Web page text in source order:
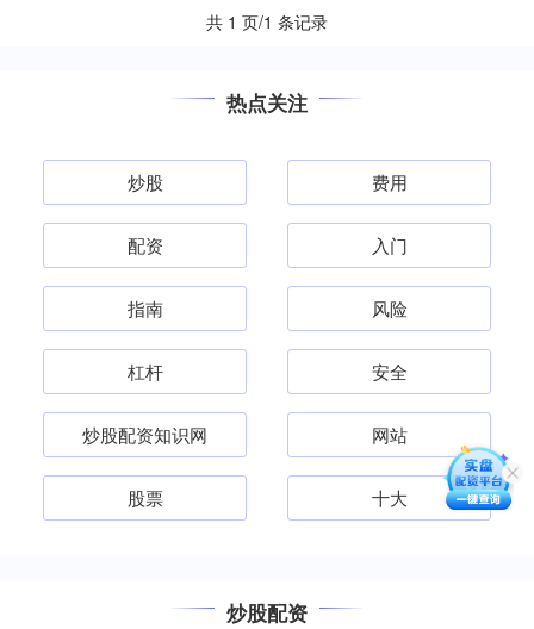
共 1 页/1 条记录
热点关注
炒股 费用
配资 入门
指南 风险
杠杆 安全
炒股配资知识网 网站
股票 十大
炒股配资